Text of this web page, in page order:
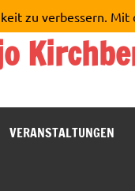
VERANSTALTUNGEN
zu verbessern.